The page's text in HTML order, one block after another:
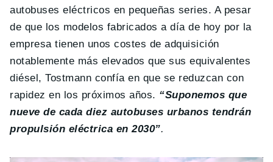
autobuses eléctricos en pequeñas series. A pesar
de que los modelos fabricados a día de hoy por la
empresa tienen unos costes de adquisición
notablemente más elevados que sus equivalentes
diésel, Tostmann confía en que se reduzcan con
rapidez en los próximos años. “Suponemos que
nueve de cada diez autobuses urbanos tendrán
propulsión eléctrica en 2030”.